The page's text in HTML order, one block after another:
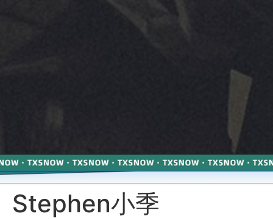
Stephen小季